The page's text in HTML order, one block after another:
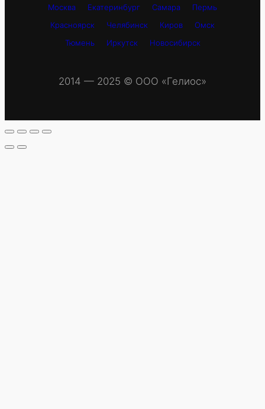
Москва Екатеринбург Самара
Пермь
Красноярск
Челябинск Киров
Омск
Тюмень
Иркутск Новосибирск
2014 — 2025 © OOO «Гелиос»